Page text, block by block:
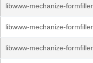
libwww-mechanize-
libwww-mechanize-
libwww-mechanize-